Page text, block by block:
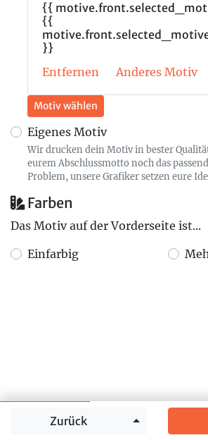
Zurück Springe zu
{{
{{
}}
Entfernen
Anderes Motiv
Motiv wählen
Eigenes Motiv
Wir drucken dein Motiv in bester
eurem Abschlussmotto noch das
Problem, unsere Grafiker setzen eure
Farben
Das Motiv auf der Vorderseite ist...
Einfarbig